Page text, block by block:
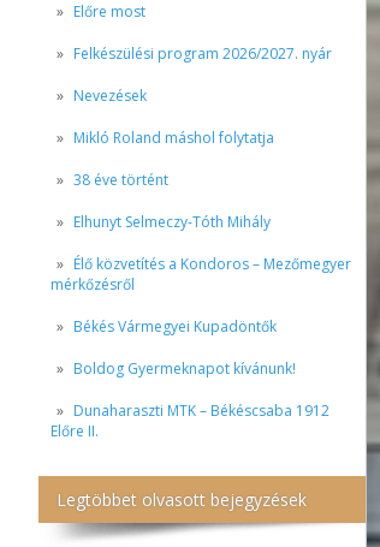
Előre most
Felkészülési program 2026/2027. nyár
Nevezések
Mikló Roland máshol folytatja
38 éve történt
Elhunyt Selmeczy-Tóth Mihály
Élő közvetítés a Kondoros – Mezőmegyer
mérkőzésről
Békés Vármegyei Kupadöntők
Boldog Gyermeknapot kívánunk!
Dunaharaszti MTK – Békéscsaba 1912
Előre II.
Legtöbbet olvasott bejegyzések